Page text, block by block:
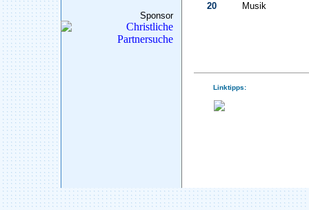
Sponsor
20
Musik
Linktipps: